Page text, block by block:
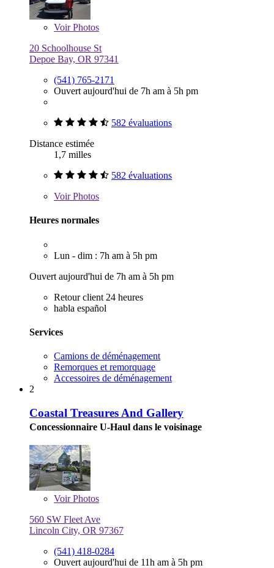
VoirPhotos
20 Schoolhouse St
Depoe Bay, OR 97341
(541) 765-2171
Ouvert aujourd'hui de 7h am à 5h pm
582 évaluations
Distance estimée
1,7 milles
582 évaluations
VoirPhotos
Heures normales
Lun - dim : 7h am à 5h pm
Ouvert aujourd'hui de 7h am à 5h pm
Retour client 24 heures
habla español
Services
Camions de déménagement
Remorques et remorquage
Accessoires de déménagement
2
Coastal Treasures And Gallery
Concessionnaire U-Haul dans le voisinage
VoirPhotos
560 SW Fleet Ave
Lincoln City, OR 97367
(541) 418-0284
Ouvert aujourd'hui de 11h am à 5h pm